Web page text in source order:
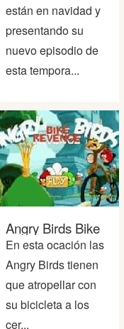
están en navidad y
presentando su
nuevo episodio de
esta tempora...
Angry Birds Bike
En esta ocación las
Angry Birds tienen
que atropellar con
su bicicleta a los
cer...